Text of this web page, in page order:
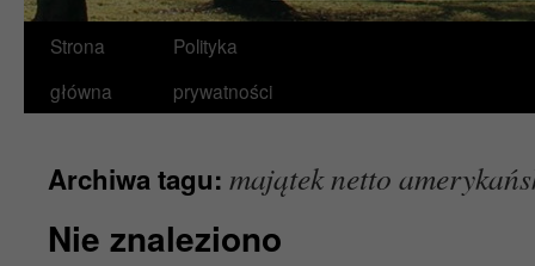
Przejdź
do
Strona
główna
Polityka
prywatności
Archiwa tagu: majątek netto
Nie znaleziono